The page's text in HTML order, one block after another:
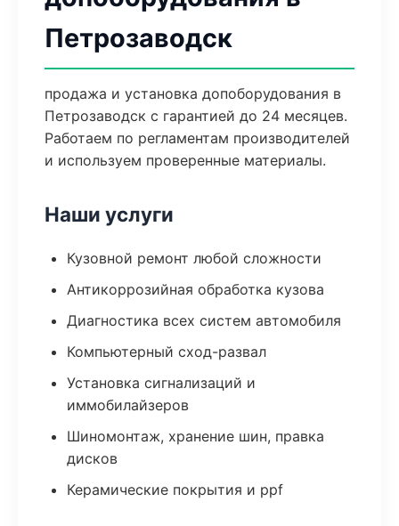
Петрозаводск
продажа и установка допоборудования в
Петрозаводск с гарантией до 24 месяцев.
Работаем по регламентам производителей
и используем проверенные материалы.
Наши услуги
Кузовной ремонт любой сложности
Антикоррозийная обработка кузова
Диагностика всех систем автомобиля
Компьютерный сход-развал
Установка сигнализаций и
иммобилайзеров
Шиномонтаж, хранение шин, правка
дисков
Керамические покрытия и ppf